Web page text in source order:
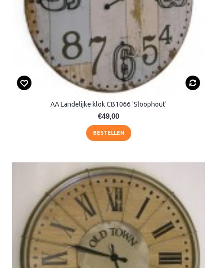
AA Landelijke klok CB1066 'Sloophout'
€49,00
BESTELLEN